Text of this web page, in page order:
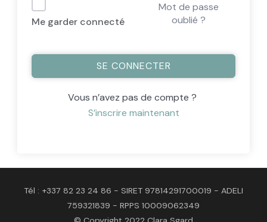
Me garder connecté
Mot de passe
oublié ?
SE CONNECTER
Vous n’avez pas de compte ?
S’inscrire maintenant
Tél : +337 82 23 24 86 - SIRET 97814291700019 - ADELI
759321839 - RPPS 10009062349